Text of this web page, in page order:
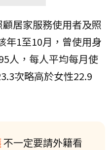
居家服務使用者及照
年1至10月，曾使用身
人，每人平均每月使
次略高於女性22.9
不一定要請外籍看